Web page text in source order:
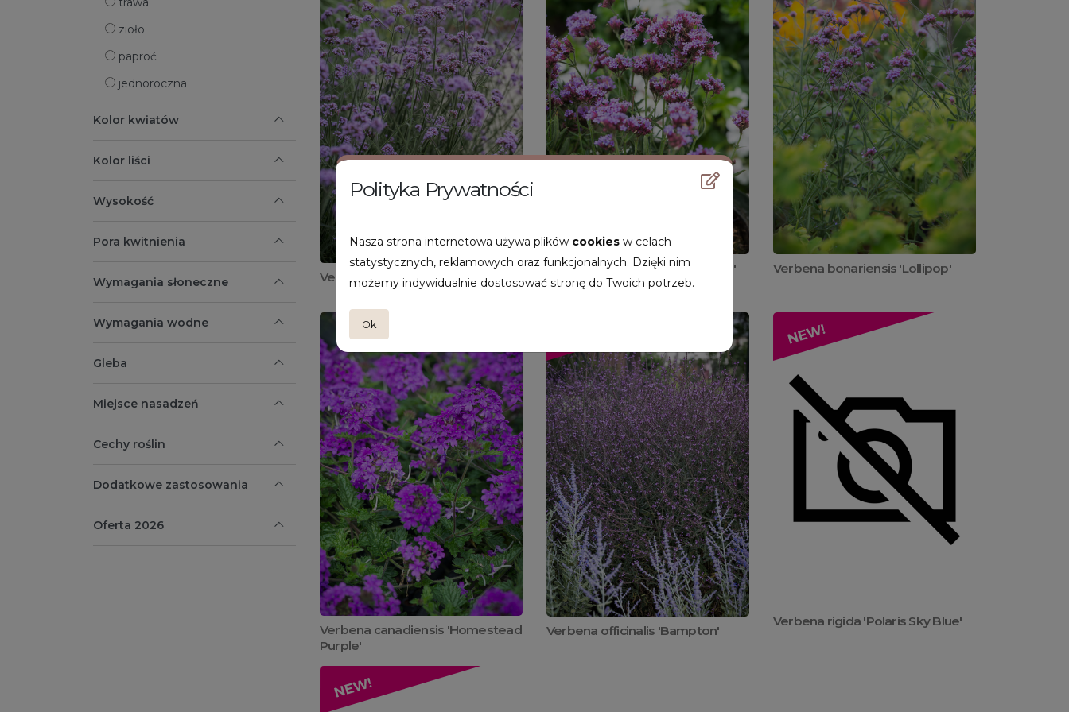
Polityka Prywatności
Nasza strona internetowa używa plików cookies w celach
statystycznych, reklamowych oraz funkcjonalnych. Dzięki nim
możemy indywidualnie dostosować stronę do Twoich potrzeb.
Ok
zioło
paproć
jednoroczna
Kolor kwiatów
Kolor liści
Wysokość
Pora kwitnienia
Wymagania słoneczne
Wymagania wodne
Gleba
Miejsce nasadzeń
Cechy roślin
Dodatkowe zastosowania
Oferta 2026
Verbena bonariensis
Verbena bonariensis 'Little One' Verbena bonariensis 'Lollipop'
Verbena canadiensis 'Homestead
Purple'
Verbena officinalis 'Bampton'
Verbena rigida 'Polaris Sky Blue'